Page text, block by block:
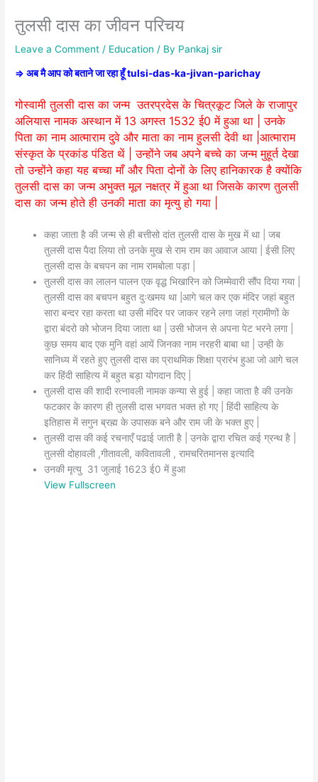
तुलसी दास का जीवन परिचय
Leave a Comment / Education / By Pankaj sir
⇒ अब मै आप को बताने जा रहा हूँ tulsi-das-ka-jivan-parichay
गोस्वामी तुलसी दास का जन्म उतरप्रदेस के चित्रकूट जिले के राजापुर
अलियास नामक अस्थान में 13 अगस्त 1532 ई0 में हुआ था | उनके
पिता का नाम आत्माराम दुवे और माता का नाम हुलसी देवी था |आत्माराम
संस्कृत के प्रकांड पंडित थें | उन्होंने जब अपने बच्चे का जन्म मुहूर्त देखा
तो उन्होंने कहा यह बच्चा माँ और पिता दोनों के लिए हानिकारक है क्योंकि
तुलसी दास का जन्म अभुक्त मूल नक्षत्र में हुआ था जिसके कारण तुलसी
दास का जन्म होते ही उनकी माता का मृत्यु हो गया |
कहा जाता है की जन्म से ही बत्तीसो दांत तुलसी दास के मुख में था | जब
तुलसी दास पैदा लिया तो उनके मुख से राम राम का आवाज आया | ईसी लिए
तुलसी दास के बचपन का नाम रामबोला पड़ा |
तुलसी दास का लालन पालन एक वृद्ध भिखारिन को जिम्मेवारी सौंप दिया गया |
तुलसी दास का बचपन बहुत दुःखमय था |आगे चल कर एक मंदिर जहां बहुत
सारा बन्दर रहा करता था उसी मंदिर पर जाकर रहने लगा जहां ग्रामीणों के
द्वारा बंदरो को भोजन दिया जाता था | उसी भोजन से अपना पेट भरने लगा |
कुछ समय बाद एक मुनि वहां आयें जिनका नाम नरहरी बाबा था | उन्ही के
सानिध्य में रहते हुए तुलसी दास का प्राथमिक शिक्षा प्रारंभ हुआ जो आगे चल
कर हिंदी साहित्य में बहुत बड़ा योगदान दिए |
तुलसी दास की शादी रत्नावली नामक कन्या से हुई | कहा जाता है की उनके
फटकार के कारण ही तुलसी दास भगवत भक्त हो गए | हिंदी साहित्य के
इतिहास में सगुन ब्रह्म के उपासक बने और राम जी के भक्त हुए |
तुलसी दास की कई रचनाएँ पढाई जाती है | उनके द्वारा रचित कई ग्रन्थ है |
तुलसी दोहावली ,गीतावली, कवितावली , रामचरितमानस इत्यादि
उनकी मृत्यु 31 जुलाई 1623 ई0 में हुआ
View Fullscreen